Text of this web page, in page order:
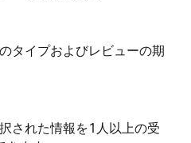
タイプおよびレビューの期
された情報を1人以上の受